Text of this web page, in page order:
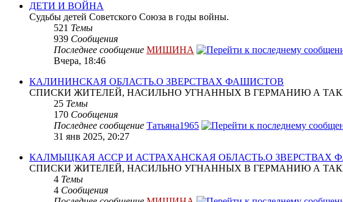
ДЕТИ И ВОЙНА
Судьбы детей Советского Союза в годы войны.
521 Темы
939 Сообщения
Последнее сообщение МИШИНА
Вчера, 18:46
КАЛИНИНСКАЯ ОБЛАСТЬ.О ЗВЕРСТВАХ ФАШИСТОВ
СПИСКИ ЖИТЕЛЕЙ, НАСИЛЬНО УГНАННЫХ В ГЕРМАНИЮ А
25 Темы
170 Сообщения
Последнее сообщение Татьяна1965
31 янв 2025, 20:27
КАЛМЫЦКАЯ АССР И АСТРАХАНСКАЯ ОБЛАСТЬ.О ЗВЕРСТВАХ
СПИСКИ ЖИТЕЛЕЙ, НАСИЛЬНО УГНАННЫХ В ГЕРМАНИЮ А
4 Темы
4 Сообщения